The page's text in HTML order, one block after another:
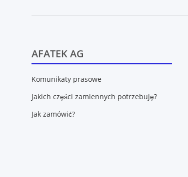
AFATEK AG
Komunikaty prasowe
Jakich części zamiennych potrzebuję?
Jak zamówić?